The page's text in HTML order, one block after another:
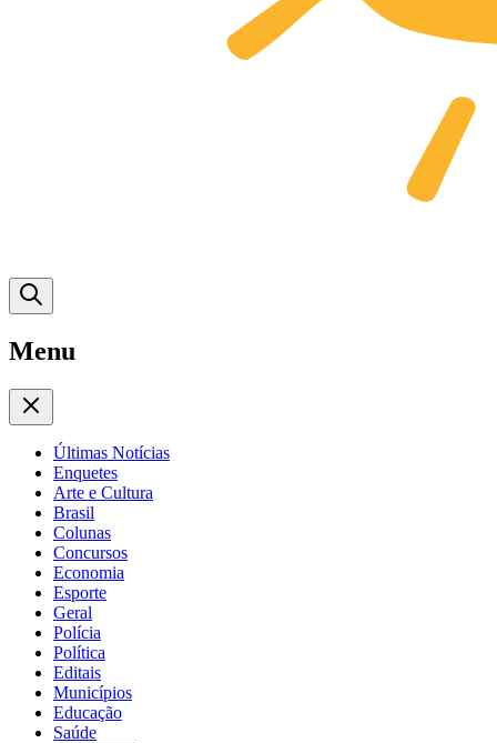
Menu
Últimas Notícias
Enquetes
Arte e Cultura
Brasil
Colunas
Concursos
Economia
Esporte
Geral
Polícia
Política
Editais
Municípios
Educação
Saúde